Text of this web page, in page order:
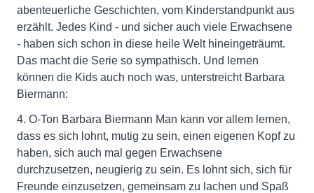
abenteuerliche Geschichten, vom Kinderstandpunkt aus
erzählt. Jedes Kind - und sicher auch viele Erwachsene
- haben sich schon in diese heile Welt hineingeträumt.
Das macht die Serie so sympathisch. Und lernen
können die Kids auch noch was, unterstreicht Barbara
Biermann:
4. O-Ton Barbara Biermann Man kann vor allem lernen,
dass es sich lohnt, mutig zu sein, einen eigenen Kopf zu
haben, sich auch mal gegen Erwachsene
durchzusetzen, neugierig zu sein. Es lohnt sich, sich für
Freunde einzusetzen, gemeinsam zu lachen und Spaß